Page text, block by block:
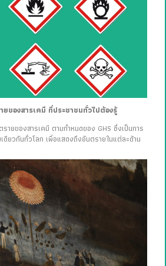
องสารเคมี ที่ประชาชนทั่วไปต้องรู้
ยของสารเคมี ตามกำหนดของ GHS ซึ่งเป็นการ
ดียวกันทั่วโลก เพื่อแสดงถึงอันตรายในแต่ละด้าน